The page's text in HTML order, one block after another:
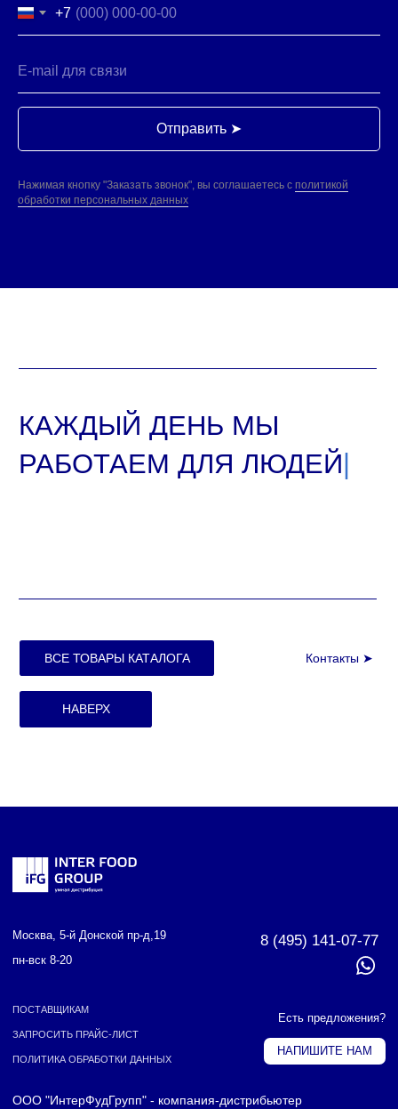
+7
Отправить ➤
Нажимая кнопку "Заказать звонок", вы соглашаетесь с политикой
обработки персональных данных
ПОСТАВЩИКАМ
ООО "ИнтерФудГрупп" - компания-дистрибьютер
продовольственных товаров для B2B и HoReCa.
Поставляем продукты от Калининграда до Владивостока.
Раскрытие информации ООО «ИнтерФудГрупп»
© ООО "ИнтерФудГрупп", 2023
продвижение сайта